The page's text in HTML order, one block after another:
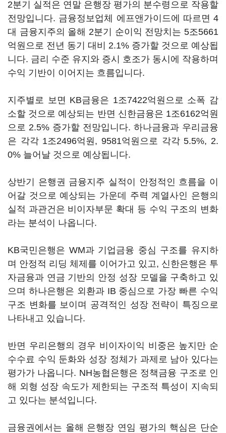
2분기 실적은 연말 은행장 평가의 분수령으로 작용할
전망입니다. 금융정보업체 에프앤가이드에 따르면 4
대 금융지주의 올해 2분기 순이익 전망치는 5조5661
억원으로 전년 동기 대비 2.1% 증가할 것으로 예상됩
니다. 금리 수준 유지와 증시 호조가 동시에 작용하며
수익 기반이 이어지는 흐름입니다.
지주별로 보면 KB금융은 1조7422억원으로 소폭 감
소할 것으로 예상되는 반면 신한금융은 1조6162억원
으로 2.5% 증가할 전망입니다. 하나금융과 우리금융
은 각각 1조2496억원, 9581억원으로 각각 5.5%, 2.
0% 늘어날 것으로 예상됩니다.
상반기 은행권 금융지주 실적이 안정적인 흐름을 이
어갈 것으로 예상되는 가운데 주력 계열사인 은행의
실적 과관건은 비이자부문 확대 등 수익 구조의 변화
라는 분석이 나옵니다.
KB국민은행은 WM과 기업금융 중심 구조를 유지하
며 안정적 리딩 체제를 이어가고 있고, 신한은행은 투
자금융과 연금 기반의 안정 성장 모델을 구축하고 있
으며 하나은행은 외환과 IB 중심으로 가장 빠른 수익
구조 변화를 보이며 공격적인 성장 전략이 특징으로
나타내고 있습니다.
반면 우리은행의 경우 비이자이익 비중은 높지만 순
수수료 수익 둔화와 성장 정체가 과제로 남아 있다는
평가가 나옵니다. NH농협은행은 정책금융 구조로 인
해 외형 성장 속도가 제한되는 구조적 특성이 지속되
고 있다는 분석입니다.
금융권에서는 올해 은행장 연임 평가의 핵심은 단순